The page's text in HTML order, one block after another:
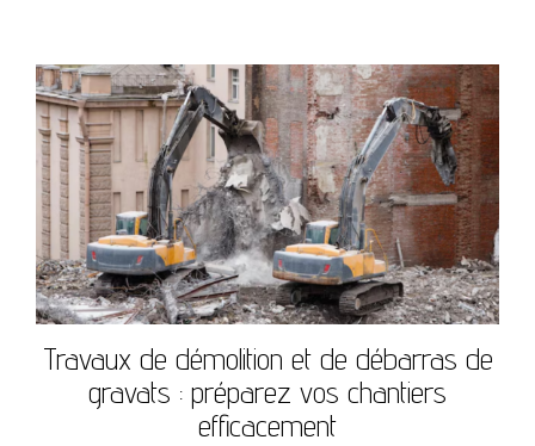
Travaux de démolition et de débarras de
gravats : préparez vos chantiers
efficacement